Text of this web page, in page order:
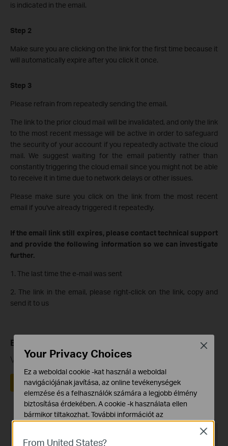
is indicated in the email.
Step 2
Make sure you are clicking on the link for the first time because it
will automatically expire after you click it once.
Step 3
Please refrain from repeatedly sending the email.
The link to the prior cloud mail will be invalidated, and only the link
to the most recent message will be active in order to safeguard
the security of your account if you repeatedly activate the cloud
mail. We suggest waiting for the email patiently rather than
constantly triggering the cloud email since you might not be able
to receive it in time due to network delays or other issues.
Please make sure you click on the link from the most recent
email if you've already triggered it repeatedly.
If the email link still expires, please contact technical support
and provide the following information so we can investigate
further.
1. The last time the e-mail was sent
2. The link in the email, please right-click on the link, copy and
send it to us
Ez a GY.I.K. hasznos volt?
Véleménye segíti az oldal fejlesztését
Igen Nem
Recommend Products
From United States?
Close
Your Privacy Choices
Ez a weboldal cookie -kat használ a weboldal
navigációjának javítása, az online tevékenységek
elemzése és a felhasználók számára a legjobb élmény
biztosítása érdekében. A cookie -k használata ellen
bármikor tiltakozhat. További információt az
Alap Cookie-k
Close